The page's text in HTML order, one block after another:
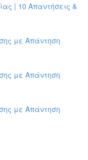
| 10 Απαντήσεις &
με Απάντηση
με Απάντηση
με Απάντηση